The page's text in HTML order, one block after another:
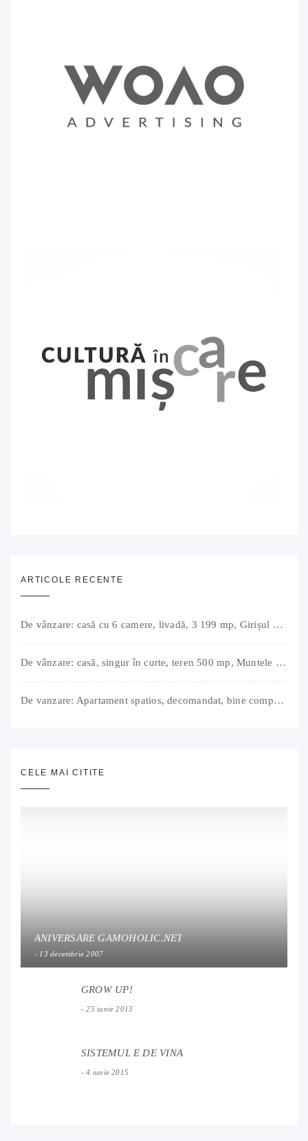
ARTICOLE RECENTE
De vânzare: casă cu 6 camere, livadă, 3 199 mp, Girișul Negru, Bihor, 42 000 Euro. Comision 0.
De vânzare: casă, singur în curte, teren 500 mp, Muntele Găina, Oradea. 157.000 € (negociabil). Comision 0.
De vanzare: Apartament spatios, decomandat, bine compartimentat, 3 camere, 2 bai, bucatarie, suprafață utilă de 64 mp + 3 balcoane (11 mp), strada Barierei, zona Dragos Voda Oradea. 89 500 E (neg). Comision 0
CELE MAI CITITE
ANIVERSARE GAMOHOLIC.NET
13 decembrie 2007
GROW UP!
25 iunie 2013
SISTEMUL E DE VINA
4 iunie 2015